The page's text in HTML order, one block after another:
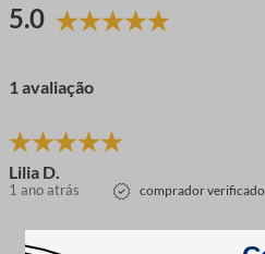
5.0
1 avaliação
Lilia D.
1 ano atrás comprador verificado